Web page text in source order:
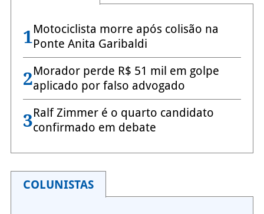
1Motociclista morre após colisão na
Ponte Anita Garibaldi
2Morador perde R$ 51 mil em golpe
aplicado por falso advogado
3Ralf Zimmer é o quarto candidato
confirmado em debate
COLUNISTAS